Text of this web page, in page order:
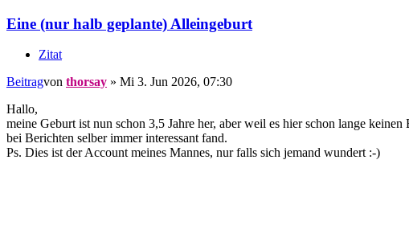
Eine (nur halb geplante) Alleingeburt
Zitat
Beitragvon thorsay » Mi 3. Jun 2026, 07:30
Hallo,
meine Geburt ist nun schon 3,5 Jahre her, aber weil es hier schon lange
bei Berichten selber immer interessant fand.
Ps. Dies ist der Account meines Mannes, nur falls sich jemand wundert :-)